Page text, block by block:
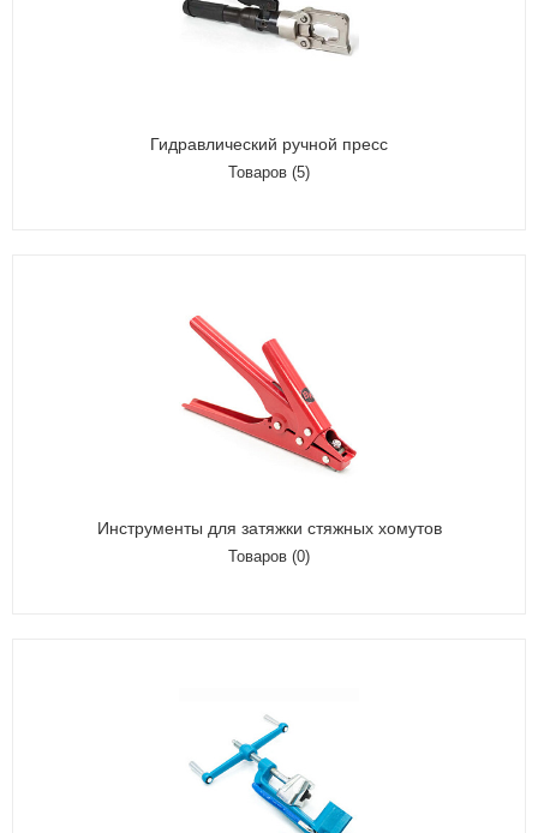
Гидравлический ручной пресс
Товаров (5)
Инструменты для затяжки стяжных хомутов
Товаров (0)